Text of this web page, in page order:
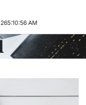
5:10:56 AM